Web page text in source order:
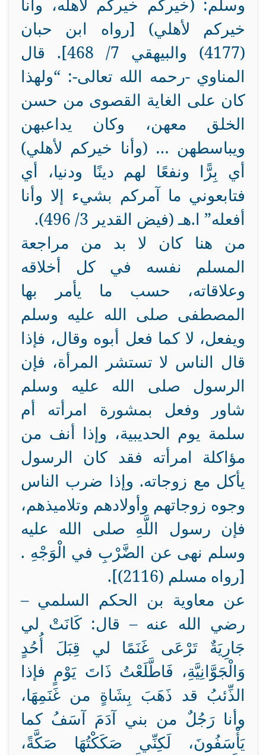
وسلم: (خيركم خيركم لأهله، وأنا
خيركم لأهلي) [رواه ابن حبان
(4177) والبيهقي 7/
468]. قال
المناوي -رحمه الله تعالى-: “ولهذا
كان على الغاية القصوى من حسن
الخلق معهن، وكان يداعبهن
ويباسطهن … (وأنا خيركم لأهلي)
أي بِرًّا ونفعًا لهم دينًا ودنيا، أي
فتابعوني ما آمركم بشيء إلا وأنا
أفعله” ا.هـ (فيض القدير 3/
496)
.
من هنا كان لا بد من مراجعة
المسلم نفسه في كل أخلاقه
وعلاقاته، حسب ما يأمر بها
المصطفى صلى الله عليه وسلم
ويفعل، لا كما فعل أبوه وقال، فإذا
قال الناس لا تستشر المرأة، فإن
الرسول صلى الله عليه وسلم
شاور وفعل بمشورة امرأته أم
سلمة يوم الحديبية، وإذا أنف من
مؤاكلة امرأته فقد كان الرسول
يأكل مع زوجاته. وإذا ضرب الناس
وجوه زوجاتهم وأولادهم وتلاميذهم،
فإن رسول اللَّهِ صلى الله عليه
وسلم نهى عن الضَّرْبِ في الْوَجْهِ .
[رواه مسلم (2116)].
عن معاوية بن الحكم السلمي –
رضي الله عنه – قال: كَانَتْ لي
جَارِيَةٌ تَرْعَى غَنَمًا لي قِبَلَ أُحُدٍ
وَالْجَوَّانِيَّةِ، فَاطَّلَعْتُ ذَاتَ يَوْمٍ فإذا
الذِّئبُ قد ذَهَبَ بِشَاةٍ من غَنَمِهَا،
وأنا رَجُلٌ من بني آدَمَ آسَفُ كما
يَأْسَفُونَ، لَكِنِّي صَكَكْتُهَا صَكَّةً،